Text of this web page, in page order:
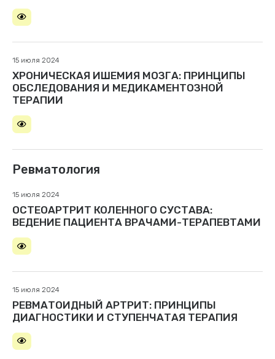
15 июля 2024
ХРОНИЧЕСКАЯ ИШЕМИЯ МОЗГА: ПРИНЦИПЫ
ОБСЛЕДОВАНИЯ И МЕДИКАМЕНТОЗНОЙ
ТЕРАПИИ
Ревматология
15 июля 2024
ОСТЕОАРТРИТ КОЛЕННОГО СУСТАВА:
ВЕДЕНИЕ ПАЦИЕНТА ВРАЧАМИ-ТЕРАПЕВТАМИ
15 июля 2024
РЕВМАТОИДНЫЙ АРТРИТ: ПРИНЦИПЫ
ДИАГНОСТИКИ И СТУПЕНЧАТАЯ ТЕРАПИЯ